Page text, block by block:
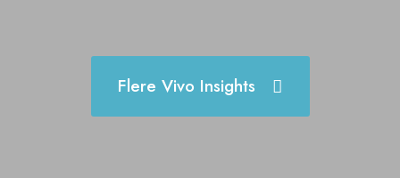
Flere Vivo Insights